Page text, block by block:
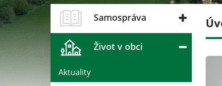
Samospráva
Život v obci
Aktuality